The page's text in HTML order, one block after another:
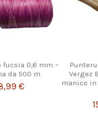
fucsia 0,6 mm –
da 500 m
€
Vergez
manico in